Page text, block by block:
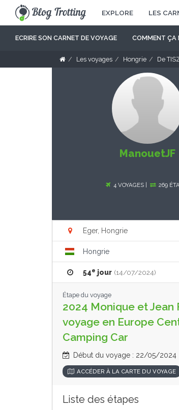
EXPLORE LES
ECRIRE SON CARNET DE VOYAGE COMMENT ÇA
Les voyages Hongrie De
ManouetJF
4 VOYAGES | 269
Eger, Hongrie
Hongrie
54e jour (14/07/2024)
Étape du voyage
2024 Monique et Jean
voyage en Europe
Camping Car
Début du voyage : 22/05/2024
ACCÉDER À LA CARTE DU VOYAGE
Liste des étapes